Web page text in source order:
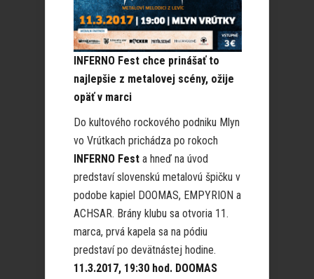
INFERNO Fest chce prinášať to
najlepšie z metalovej scény, ožije
opäť v marci
Do kultového rockového podniku Mlyn
vo Vrútkach prichádza po rokoch
INFERNO Fest a hneď na úvod
predstaví slovenskú metalovú špičku v
podobe kapiel DOOMAS, EMPYRION a
ACHSAR. Brány klubu sa otvoria 11.
marca, prvá kapela sa na pódiu
predstaví po devätnástej hodine.
11.3.2017, 19:30 hod. DOOMAS